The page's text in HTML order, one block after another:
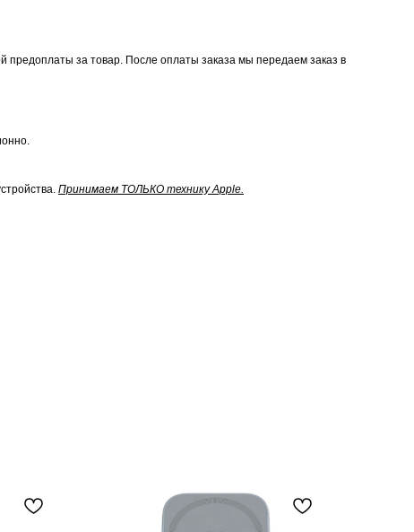
предоплаты за товар. После оплаты заказа мы передаем заказ в
Принимаем ТОЛЬКО технику Apple.